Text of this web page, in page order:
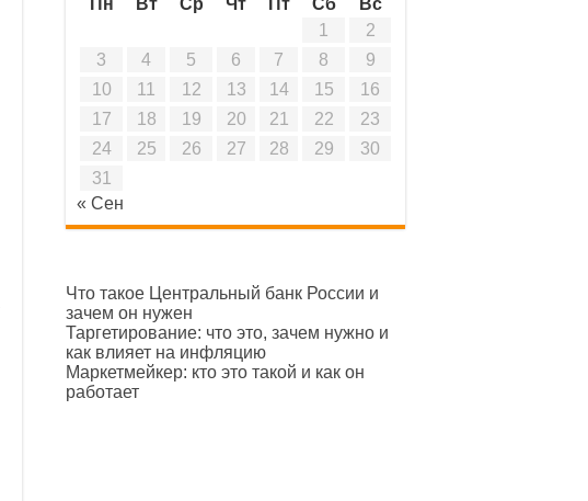
Пн
Вт Ср Чт Пт Сб
Вс
1
2
3
4 5 6 7 8
9
10
11 12 13 14 15
16
17
18 19 20 21 22
23
24
25 26 27 28 29
30
31
« Сен
Что такое Центральный банк России и
зачем он нужен
Таргетирование: что это, зачем нужно и
как влияет на инфляцию
Маркетмейкер: кто это такой и как он
работает